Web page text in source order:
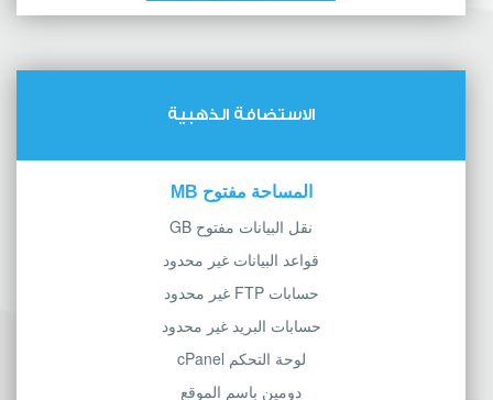
الاستضافة الذهبية
المساحة مفتوح MB
نقل البيانات مفتوح GB
قواعد البيانات غير محدود
حسابات FTP غير محدود
حسابات البريد غير محدود
لوحة التحكم cPanel
دومين باسم الموقع